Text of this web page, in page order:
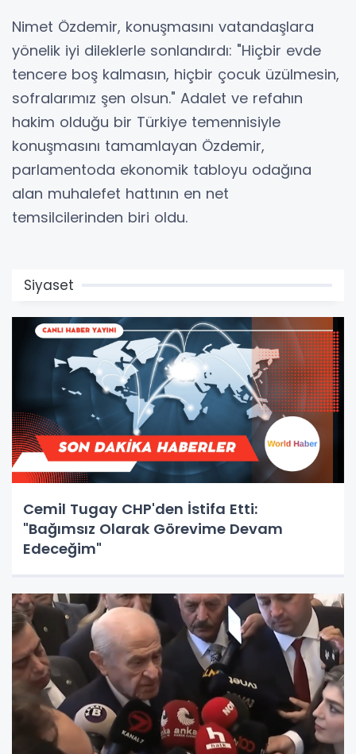
Nimet Özdemir, konuşmasını vatandaşlara
yönelik iyi dileklerle sonlandırdı: "Hiçbir evde
tencere boş kalmasın, hiçbir çocuk üzülmesin,
sofralarımız şen olsun." Adalet ve refahın
hakim olduğu bir Türkiye temennisiyle
konuşmasını tamamlayan Özdemir,
parlamentoda ekonomik tabloyu odağına
alan muhalefet hattının en net
temsilcilerinden biri oldu.
Siyaset
Cemil Tugay CHP'den İstifa Etti:
"Bağımsız Olarak Görevime Devam
Edeceğim"